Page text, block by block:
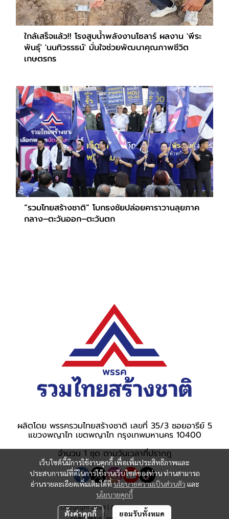
ใกล้เสร็จแล้ว!! โรงสูบน้ำพลังงานโซลาร์ ผลงาน 'พีระ
พันธุ์' 'นนทิวรรธน์' มั่นใจช่วยพัฒนาคุณภาพชีวิต
เกษตรกร
“รวมไทยสร้างชาติ” โบกธงชัยปล่อยคาราวานลุยภาค
กลาง–ตะวันออก–ตะวันตก
เว็บไซต์นี้มีการใช้งานคุกกี้ เพื่อเพิ่มประสิทธิภาพและ
ประสบการณ์ที่ดีในการใช้งานเว็บไซต์ของท่าน ท่านสามารถ
อ่านรายละเอียดเพิ่มเติมได้ที่นโยบายความเป็นส่วนตัว และ
นโยบายคุกกี้
ตั้งค่าคุกกี้ ยอมรับทั้งหมด
ผลิตโดย พรรครวมไทยสร้างชาติ เลขที่ 35/3 ซอยอารีย์ 5
แขวงพญาไท เขตพญาไท กรุงเทพมหานคร 10400
จำนวน 1 ชุด ตามวันเวลาที่ปรากฎ
Copyright 2024 | All Rights Reserved